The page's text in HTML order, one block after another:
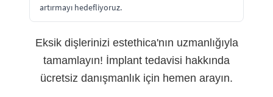
artırmayı hedefliyoruz.
Eksik dişlerinizi estethica'nın uzmanlığıyla
tamamlayın! İmplant tedavisi hakkında
ücretsiz danışmanlık için hemen arayın.